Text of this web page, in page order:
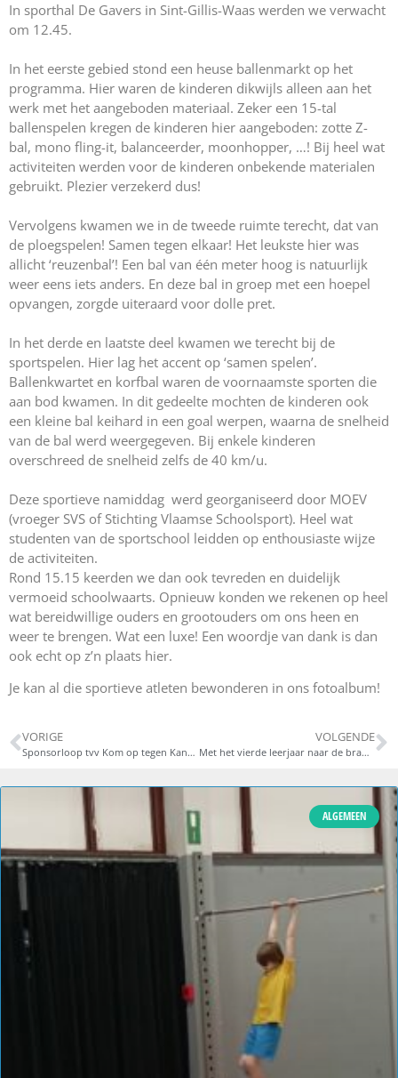
In sporthal De Gavers in Sint-Gillis-Waas werden we verwacht
om 12.45.
In het eerste gebied stond een heuse ballenmarkt op het
programma. Hier waren de kinderen dikwijls alleen aan het
werk met het aangeboden materiaal. Zeker een 15-tal
ballenspelen kregen de kinderen hier aangeboden: zotte Z-
bal, mono fling-it, balanceerder, moonhopper, …! Bij heel wat
activiteiten werden voor de kinderen onbekende materialen
gebruikt. Plezier verzekerd dus!
Vervolgens kwamen we in de tweede ruimte terecht, dat van
de ploegspelen! Samen tegen elkaar! Het leukste hier was
allicht ‘reuzenbal’! Een bal van één meter hoog is natuurlijk
weer eens iets anders. En deze bal in groep met een hoepel
opvangen, zorgde uiteraard voor dolle pret.
In het derde en laatste deel kwamen we terecht bij de
sportspelen. Hier lag het accent op ‘samen spelen’.
Ballenkwartet en korfbal waren de voornaamste sporten die
aan bod kwamen. In dit gedeelte mochten de kinderen ook
een kleine bal keihard in een goal werpen, waarna de snelheid
van de bal werd weergegeven. Bij enkele kinderen
overschreed de snelheid zelfs de 40 km/u.
Deze sportieve namiddag werd georganiseerd door MOEV
(vroeger SVS of Stichting Vlaamse Schoolsport). Heel wat
studenten van de sportschool leidden op enthousiaste wijze
de activiteiten.
Rond 15.15 keerden we dan ook tevreden en duidelijk
vermoeid schoolwaarts. Opnieuw konden we rekenen op heel
wat bereidwillige ouders en grootouders om ons heen en
weer te brengen. Wat een luxe! Een woordje van dank is dan
ook echt op z’n plaats hier.
Je kan al die sportieve atleten bewonderen in ons fotoalbum!
VORIGE
Sponsorloop tvv Kom op tegen Kanker
VOLGENDE
Met het vierde leerjaar naar de brandweer!
ALGEMEEN